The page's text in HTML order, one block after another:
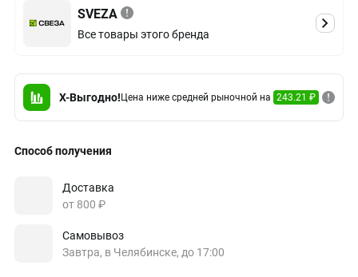
SVEZA
Все товары этого бренда
X-Выгодно! Цена ниже средней рыночной на 243.21 ₽
Способ получения
Доставка
от 800 ₽
Самовывоз
Завтра, в Челябинске, до 17:00